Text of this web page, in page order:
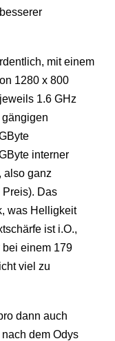
mit einem
1280 x 800
1.6 GHz
interner
also ganz
Preis). Das
was Helligkeit
ist i.O.,
einem 179
viel zu
dann auch
dem Odys